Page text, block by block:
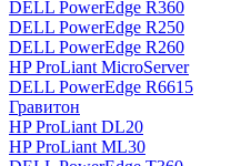
DELL PowerEdge R360
DELL PowerEdge R250
DELL PowerEdge R260
HP ProLiant MicroServer
DELL PowerEdge R6615
Гравитон
HP ProLiant DL20
HP ProLiant ML30